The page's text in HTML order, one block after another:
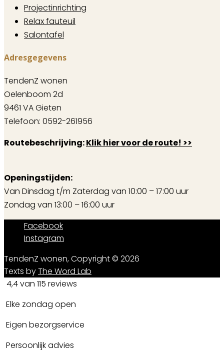
Projectinrichting
Relax fauteuil
Salontafel
Adresgegevens
TendenZ wonen
Oelenboom 2d
9461 VA Gieten
Telefoon: 0592-261956
Routebeschrijving:Klik hier voor de route! >>
Openingstijden:
Van Dinsdag t/m Zaterdag van 10:00 – 17:00 uur
Zondag van 13:00 – 16:00 uur
Facebook
Instagram
TendenZ wonen, Copyright © 2026
Texts byThe Word Lab
4,4 van 115 reviews
Elke zondag open
Eigen bezorgservice
Persoonlijk advies